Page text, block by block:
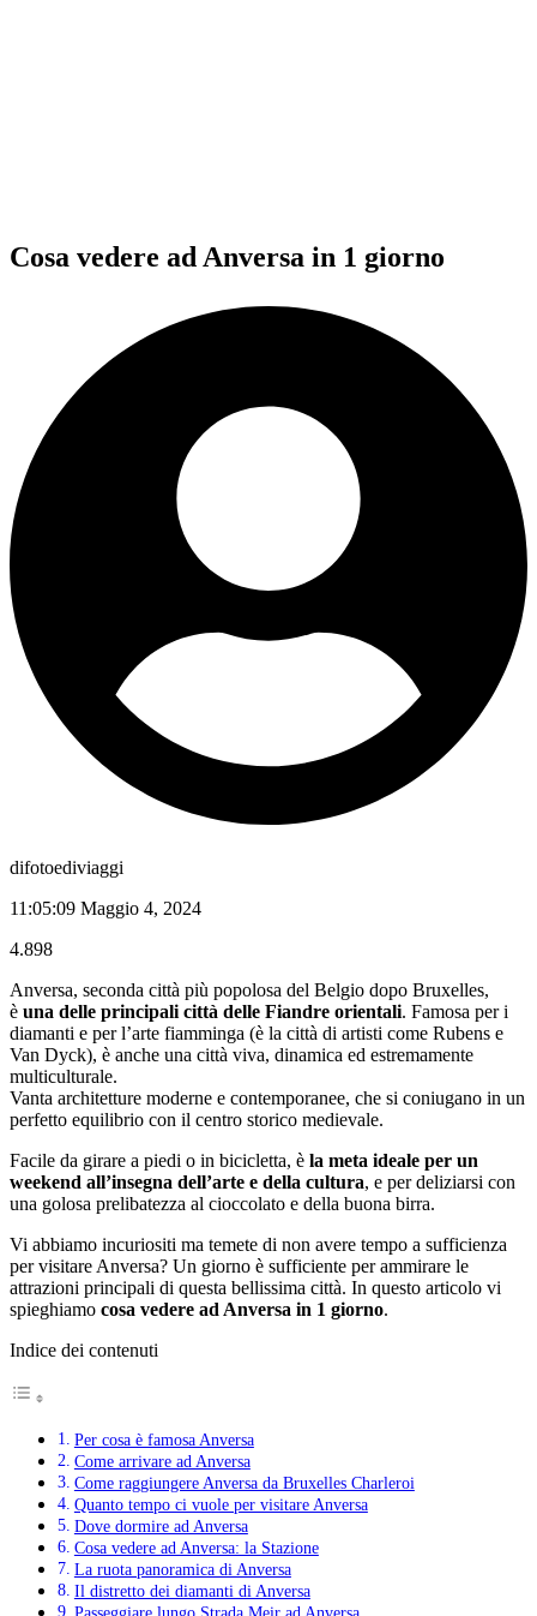
Cosa vedere ad Anversa in 1 giorno
difotoediviaggi
11:05:09 Maggio 4, 2024
4.898
Anversa, seconda città più popolosa del Belgio dopo Bruxelles,
è una delle principali città delle Fiandre orientali. Famosa per i
diamanti e per l’arte fiamminga (è la città di artisti come Rubens e
Van Dyck), è anche una città viva, dinamica ed estremamente
multiculturale.
Vanta architetture moderne e contemporanee, che si coniugano in un
perfetto equilibrio con il centro storico medievale.
Facile da girare a piedi o in bicicletta, è la meta ideale per un
weekend all’insegna dell’arte e della cultura, e per deliziarsi con
una golosa prelibatezza al cioccolato e della buona birra.
Vi abbiamo incuriositi ma temete di non avere tempo a sufficienza
per visitare Anversa? Un giorno è sufficiente per ammirare le
attrazioni principali di questa bellissima città. In questo articolo vi
spieghiamo cosa vedere ad Anversa in 1 giorno.
Indice dei contenuti
Per cosa è famosa Anversa
Come arrivare ad Anversa
Come raggiungere Anversa da Bruxelles Charleroi
Quanto tempo ci vuole per visitare Anversa
Dove dormire ad Anversa
Cosa vedere ad Anversa: la Stazione
La ruota panoramica di Anversa
Il distretto dei diamanti di Anversa
Passeggiare lungo Strada Meir ad Anversa